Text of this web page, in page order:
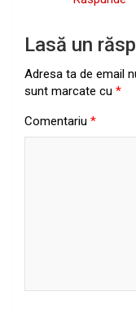
Lasă un
Adresa ta de email
sunt marcate cu *
Comentariu *